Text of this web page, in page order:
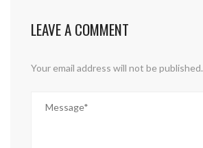
LEAVE A COMMENT
Your email address will not be published.